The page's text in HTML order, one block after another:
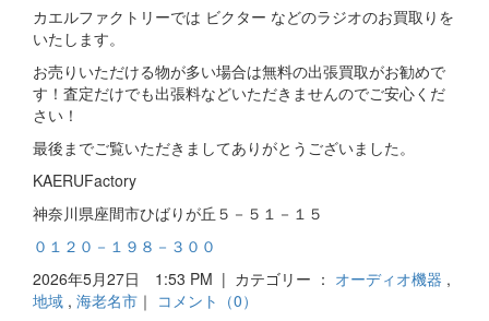
カエルファクトリーでは ビクター などのラジオのお買取りを
いたします。
お売りいただける物が多い場合は無料の出張買取がお勧めで
す！査定だけでも出張料などいただきませんのでご安心くだ
さい！
最後までご覧いただきましてありがとうございました。
KAERUFactory
神奈川県座間市ひばりが丘５－５１－１５
０１２０－１９８－３００
2026年5月27日 1:53 PM | カテゴリー ： オーディオ機器 ,
地域 , 海老名市 ｜ コメント（0）